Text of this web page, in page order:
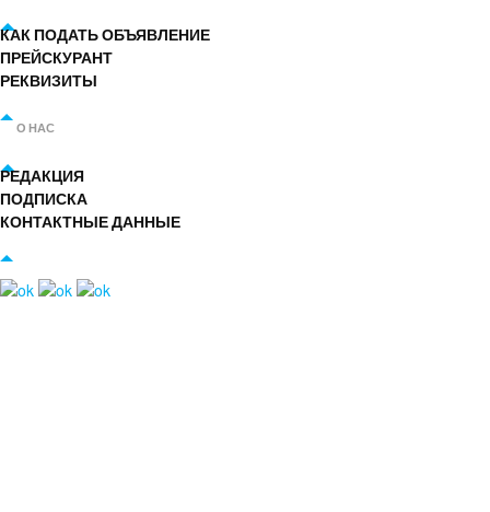
КАК ПОДАТЬ ОБЪЯВЛЕНИЕ
ПРЕЙСКУРАНТ
РЕКВИЗИТЫ
О НАС
РЕДАКЦИЯ
ПОДПИСКА
КОНТАКТНЫЕ ДАННЫЕ